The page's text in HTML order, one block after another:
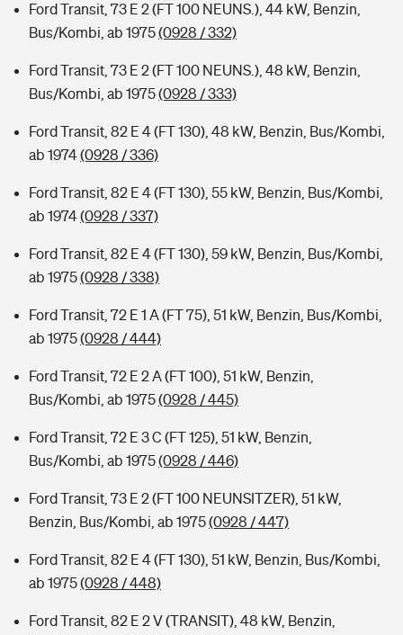
Ford Transit, 73 E 2 (FT 100 NEUNS.), 44 kW, Benzin,
Bus/Kombi, ab 1975(0928 / 332)
Ford Transit, 73 E 2 (FT 100 NEUNS.), 48 kW, Benzin,
Bus/Kombi, ab 1975(0928 / 333)
Ford Transit, 82 E 4 (FT 130), 48 kW, Benzin, Bus/Kombi,
ab 1974(0928 / 336)
Ford Transit, 82 E 4 (FT 130), 55 kW, Benzin, Bus/Kombi,
ab 1974(0928 / 337)
Ford Transit, 82 E 4 (FT 130), 59 kW, Benzin, Bus/Kombi,
ab 1975(0928 / 338)
Ford Transit, 72 E 1 A (FT 75), 51 kW, Benzin, Bus/Kombi,
ab 1975(0928 / 444)
Ford Transit, 72 E 2 A (FT 100), 51 kW, Benzin,
Bus/Kombi, ab 1975(0928 / 445)
Ford Transit, 72 E 3 C (FT 125), 51 kW, Benzin,
Bus/Kombi, ab 1975(0928 / 446)
Ford Transit, 73 E 2 (FT 100 NEUNSITZER), 51 kW,
Benzin, Bus/Kombi, ab 1975(0928 / 447)
Ford Transit, 82 E 4 (FT 130), 51 kW, Benzin, Bus/Kombi,
ab 1975(0928 / 448)
Ford Transit, 82 E 2 V (TRANSIT), 48 kW, Benzin,